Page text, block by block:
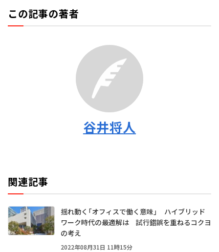
この記事の著者
谷井将人
関連記事
揺れ動く「オフィスで働く意味」 ハイブリッド
ワーク時代の最適解は 試行錯誤を重ねるコクヨ
の考え
2022年08月31日 11時15分